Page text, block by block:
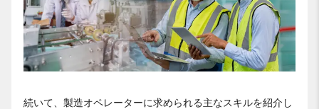
続いて、製造オペレーターに求められる主なスキルを紹介し